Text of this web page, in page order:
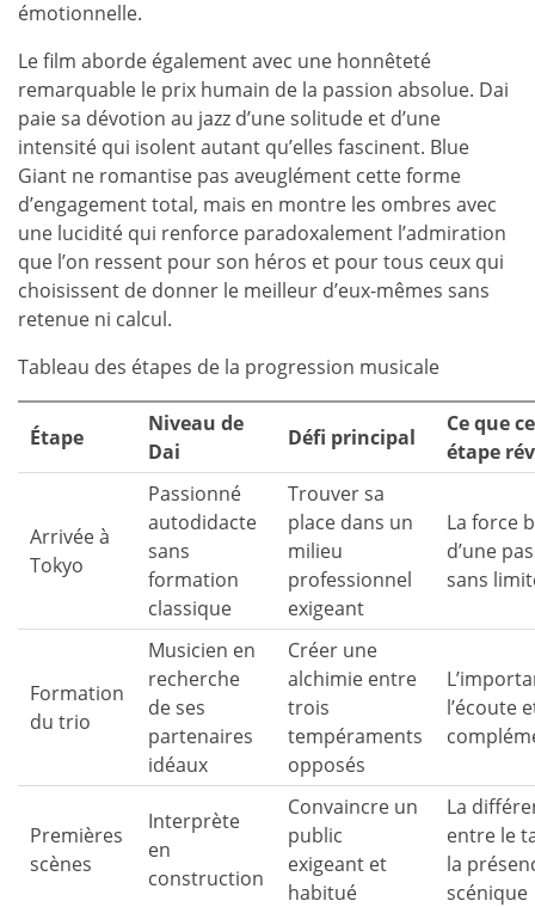
émotionnelle.
Le film aborde également avec une honnêteté
remarquable le prix humain de la passion absolue. Dai
paie sa dévotion au jazz d’une solitude et d’une
intensité qui isolent autant qu’elles fascinent. Blue
Giant ne romantise pas aveuglément cette forme
d’engagement total, mais en montre les ombres avec
une lucidité qui renforce paradoxalement l’admiration
que l’on ressent pour son héros et pour tous ceux qui
choisissent de donner le meilleur d’eux-mêmes sans
retenue ni calcul.
Tableau des étapes de la progression musicale
Étape
Niveau de
Dai
Défi principal
Ce que
étape
Arrivée à
Tokyo
Passionné
autodidacte
sans
formation
classique
Trouver sa
place dans un
milieu
professionnel
exigeant
La force
d’une
sans
Formation
du trio
Musicien en
recherche
de ses
partenaires
idéaux
Créer une
alchimie entre
trois
tempéraments
opposés
l’écoute
Premières
scènes
Interprète
en
construction
Convaincre un
public
exigeant et
habitué
La
entre le
la
scénique